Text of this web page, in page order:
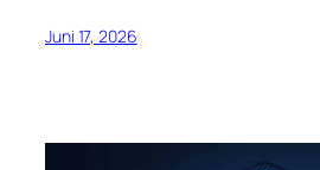
Juni 17, 2026